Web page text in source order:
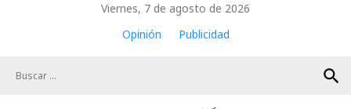
Viernes, 7 de agosto de 2026
Opinión
Publicidad
search